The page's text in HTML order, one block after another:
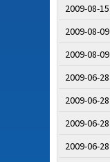
2009-08-15
2009-08-09
2009-08-09
2009-06-28
2009-06-28
2009-06-28
2009-06-28